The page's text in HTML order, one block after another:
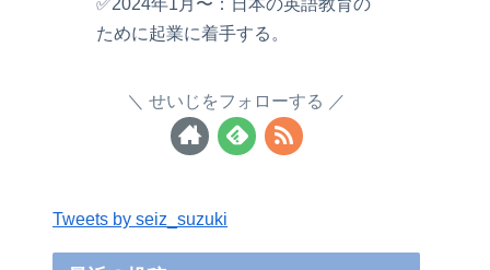
ために起業に着手する。
せいじをフォローする
Tweets by seiz_suzuki